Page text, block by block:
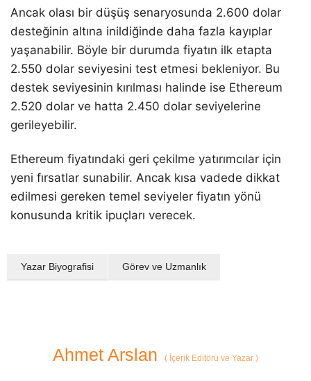
Ancak olası bir düşüş senaryosunda 2.600 dolar
desteğinin altına inildiğinde daha fazla kayıplar
yaşanabilir. Böyle bir durumda fiyatın ilk etapta
2.550 dolar seviyesini test etmesi bekleniyor. Bu
destek seviyesinin kırılması halinde ise Ethereum
2.520 dolar ve hatta 2.450 dolar seviyelerine
gerileyebilir.
Ethereum fiyatındaki geri çekilme yatırımcılar için
yeni fırsatlar sunabilir. Ancak kısa vadede dikkat
edilmesi gereken temel seviyeler fiyatın yönü
konusunda kritik ipuçları verecek.
Yazar Biyografisi Görev ve Uzmanlık
Ahmet Arslan ( İçerik Editörü ve Yazar )